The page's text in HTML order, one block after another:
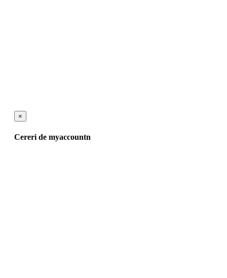
×
Cereri de myaccountn